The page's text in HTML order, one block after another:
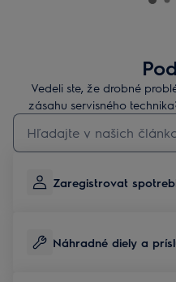
Vedeli ste, že drobné
zásahu servisného
Pre vyhľadávanie v článkoch
Zaregistrovat
Náhradné diely a